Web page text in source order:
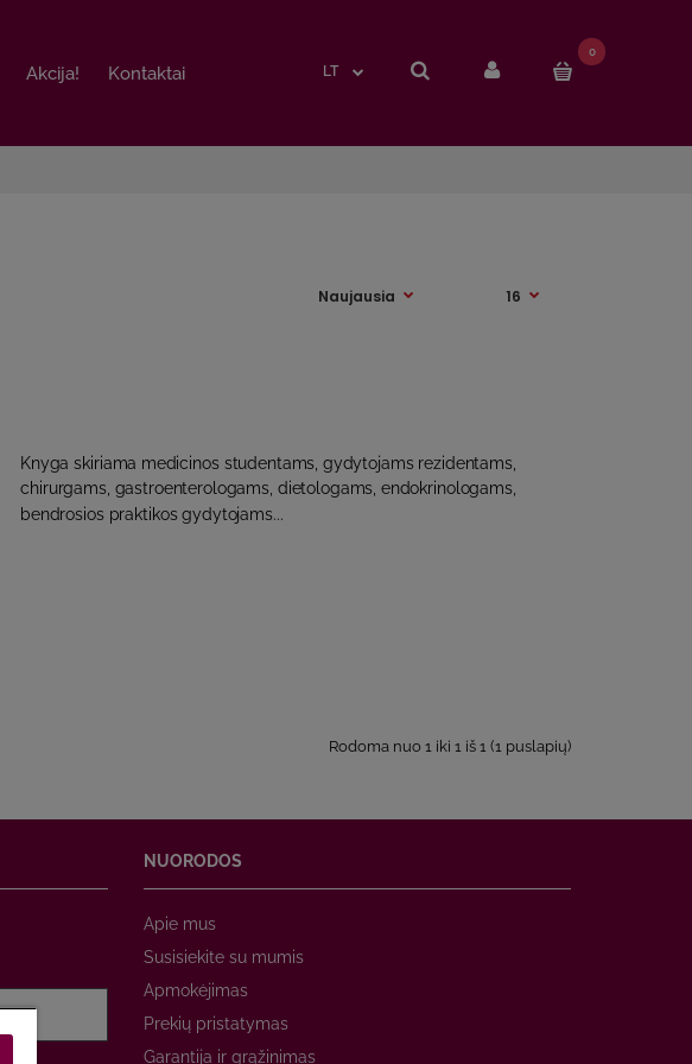
Akcija! Kontaktai LT
0
Akcija! Kontaktai LT
0
Knyga skiriama medicinos studentams, gydytojams rezidentams,
chirurgams, gastroenterologams, dietologams, endokrinologams,
bendrosios praktikos gydytojams...
Rodoma nuo 1 iki 1 iš 1 (1 puslapių)
NUORODOS
Apie mus
Susisiekite su mumis
Apmokėjimas
Prekių pristatymas
Garantija ir grąžinimas